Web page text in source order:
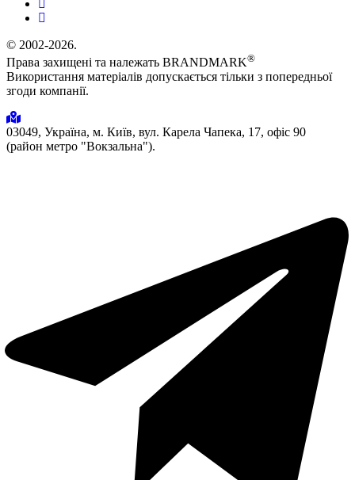
© 2002-2026.
Права захищені та належать BRANDMARK®
Використання матеріалів допускається тільки з попередньої
згоди компанії.
03049, Україна, м. Київ, вул. Карела Чапека, 17, офіс 90
(район метро "Вокзальна").